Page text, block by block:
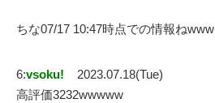
ちな07/17 10:47時点での情報ねwww
6:vsoku!
2023.07.18(Tue)
高評価3232wwwww